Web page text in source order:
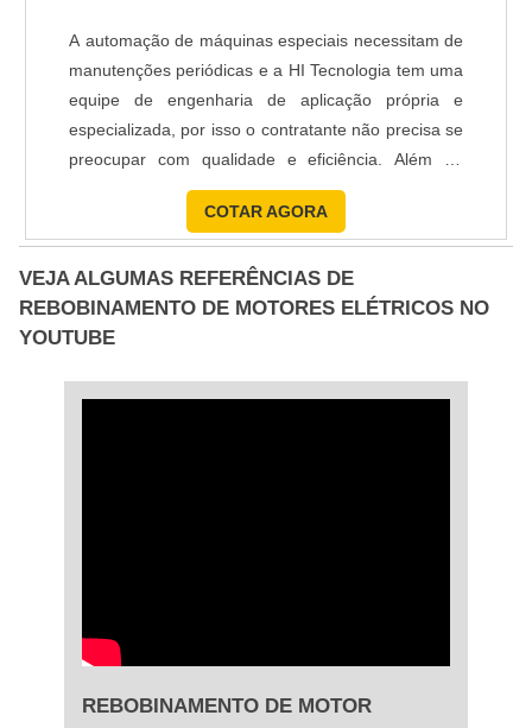
por ser comprometida com o meio ambiente e
altamente qualificada, padrões possíveis por contar
com escritório de alta qualidade onde são
realizadas as atividades e tecnologia de ponta.
Tudo isso, unido a um time de colaboradores
garante o sucesso de cada cliente de ponta a
ponta. Saiba mais informações solicitando um
orçamento! .
A automação de máquinas especiais necessitam de
manutenções periódicas e a HI Tecnologia tem uma
equipe de engenharia de aplicação própria e
especializada, por isso o contratante não precisa se
preocupar com qualidade e eficiência. Além de
soluções de produtos, a empresa presta serviços
fundamentais para viabilizar de maneira viável e ágil
a automação de máquinas especiais e entre outras.
Características do serviços: Analise e levantamento
de....
COTAR AGORA
VEJA ALGUMAS REFERÊNCIAS DE
REBOBINAMENTO DE MOTORES ELÉTRICOS NO
YOUTUBE
REBOBINAMENTO DE MOTOR